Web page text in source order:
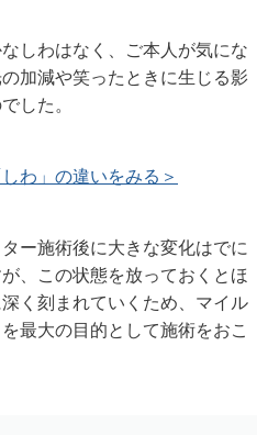
しわはなく、ご本人が気にな
加減や笑ったときに生じる影
した。
わ」の違いをみる＞
ー施術後に大きな変化はでに
、この状態を放っておくとほ
く刻まれていくため、マイル
最大の目的として施術をおこ